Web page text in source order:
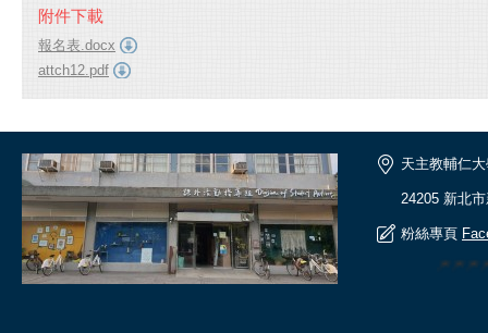
附件下載
報名表.docx
attch12.pdf
天主教輔仁
24205 新北
粉絲專頁